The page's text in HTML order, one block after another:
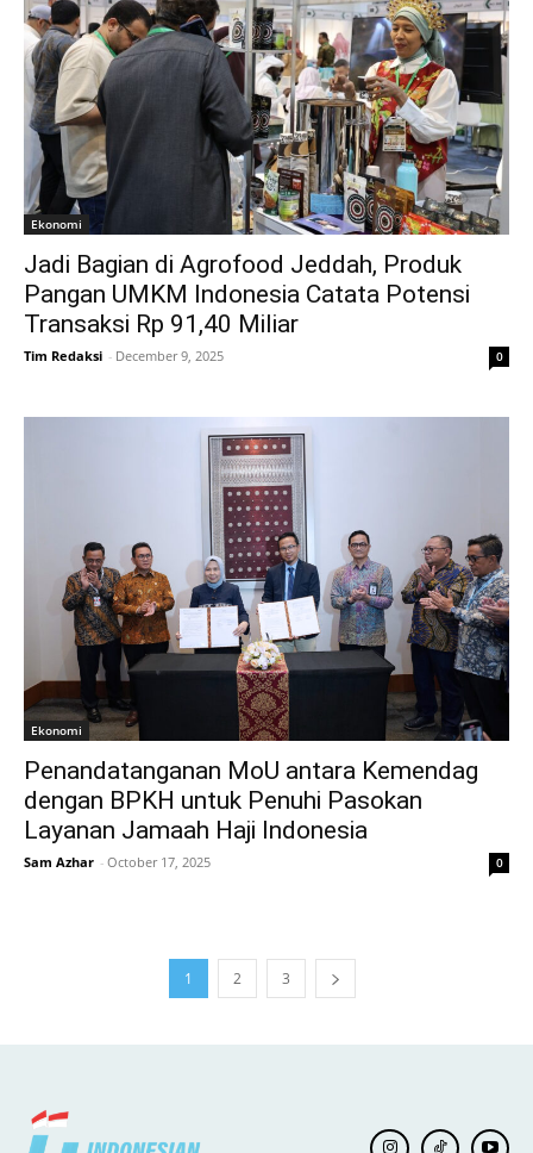
Ekonomi
Jadi Bagian di Agrofood Jeddah, Produk
Pangan UMKM Indonesia Catata Potensi
Transaksi Rp 91,40 Miliar
Tim Redaksi - December 9, 2025 0
Ekonomi
Penandatanganan MoU antara Kemendag
dengan BPKH untuk Penuhi Pasokan
Layanan Jamaah Haji Indonesia
Sam Azhar - October 17, 2025 0
1 2 3